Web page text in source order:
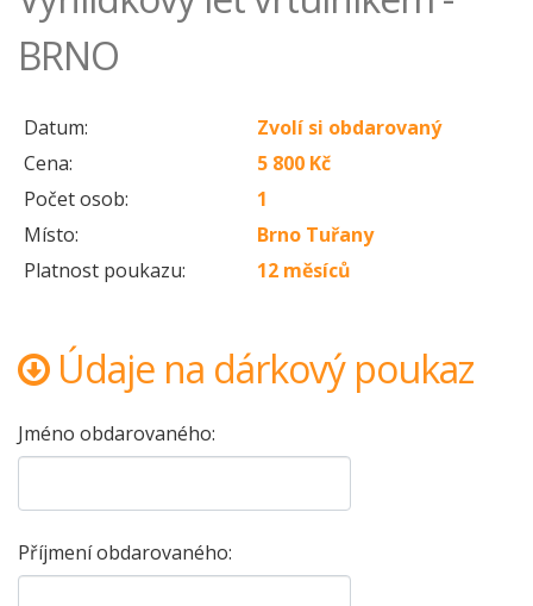
BRNO
Datum:
Zvolí si obdarovaný
Cena:
5 800 Kč
Počet osob:
1
Místo:
Brno Tuřany
Platnost poukazu:
12 měsíců
Údaje na dárkový poukaz
Jméno obdarovaného:
Příjmení obdarovaného: